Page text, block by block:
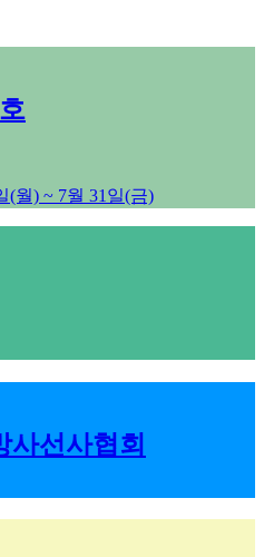
(월) ~ 7월 31일(금)
사선사협회